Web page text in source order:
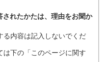
れたかたは、理由をお聞か
内容は記入しないでくだ
は下の「このページに関す